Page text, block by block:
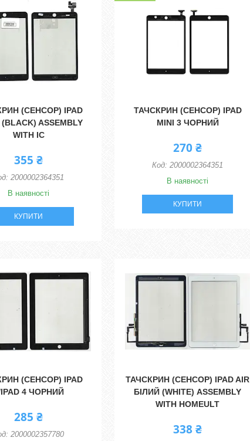
(СЕНСОР) IPAD
(BLACK) ASSEMBLY
WITH IC
355 ₴
2000002364351
В наявності
КУПИТИ
ТАЧСКРИН (СЕНСОР) IPAD
MINI 3 ЧОРНИЙ
270 ₴
2000002364351
В наявності
КУПИТИ
(СЕНСОР) IPAD
4 ЧОРНИЙ
285 ₴
2000002357780
ТАЧСКРИН (СЕНСОР) IPAD AIR
БІЛИЙ (WHITE) ASSEMBLY
WITH HOMEULT
338 ₴